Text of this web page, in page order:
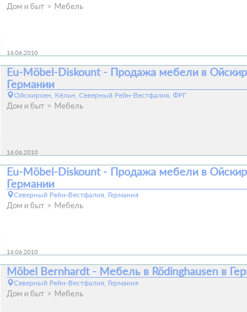
Дом и быт Мебель
16.06.2010
Eu-Möbel-Diskount - Продажа мебели в
Германии
Ойскирхен, Кёльн, Северный Рейн-Вестфалия, ФРГ
Дом и быт Мебель
16.06.2010
Eu-Möbel-Diskount - Продажа мебели в
Германии
Северный Рейн-Вестфалия, Германия
Дом и быт Мебель
16.06.2010
Möbel Bernhardt - Мебель в Rödinghausen в
Северный Рейн-Вестфалия, Германия
Дом и быт Мебель